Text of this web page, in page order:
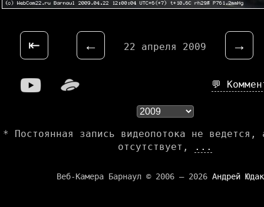
⇤ ← 22 апреля 2009 →
💬
* Постоянная запись видеопотока не ведется,
отсутствует,
...
Веб-Камера Барнаул © 2006 — 2026 Андрей